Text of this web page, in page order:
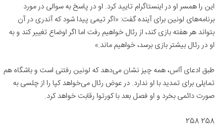
این را همسر او در اینستاگرام تایید کرد. او در پاسخ به سوالی در مورد
برنامه‌های لونین برای آینده گفت: «اگر تیمی پیدا شود که آندری در آن
بتواند هر هفته بازی کند، از رئال خواهیم رفت اما اگر اوضاع تغییر کند و به
او در رئال بیشتر بازی برسد، خواهیم ماند.»
طبق ادعای آاس، همه چیز نشان می‌دهد که لونین رفتنی است و باشگاه هم
تمایلی برای تمدید با او ندارد. در عوض رئال می‌خواهد کپا را از چلسی به
صورت دائمی بخرد و او فصل بعد با کورتوا رقابت خواهد کرد.
258 258